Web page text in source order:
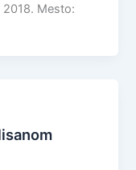
Mesto: